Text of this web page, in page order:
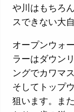
や川はもちろ
スできない大
オープンウォ
ラーはダウン
ングでカワマ
そしてトップ
狙います。ま